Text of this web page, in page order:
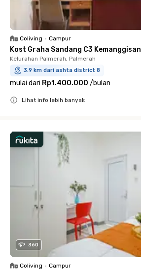
Coliving • Campur
Kost Graha Sandang C3 Kemanggisan
Kelurahan Palmerah, Palmerah
3.9 km dari ashta district 8
mulai dari Rp1.400.000 /bulan
Lihat info lebih banyak
360
Coliving • Campur